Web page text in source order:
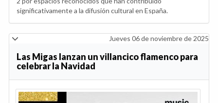
significativamente a la difusión cultural en España.
Jueves 06 de noviembre de 2025
Las Migas lanzan un villancico flamenco para
celebrar la Navidad